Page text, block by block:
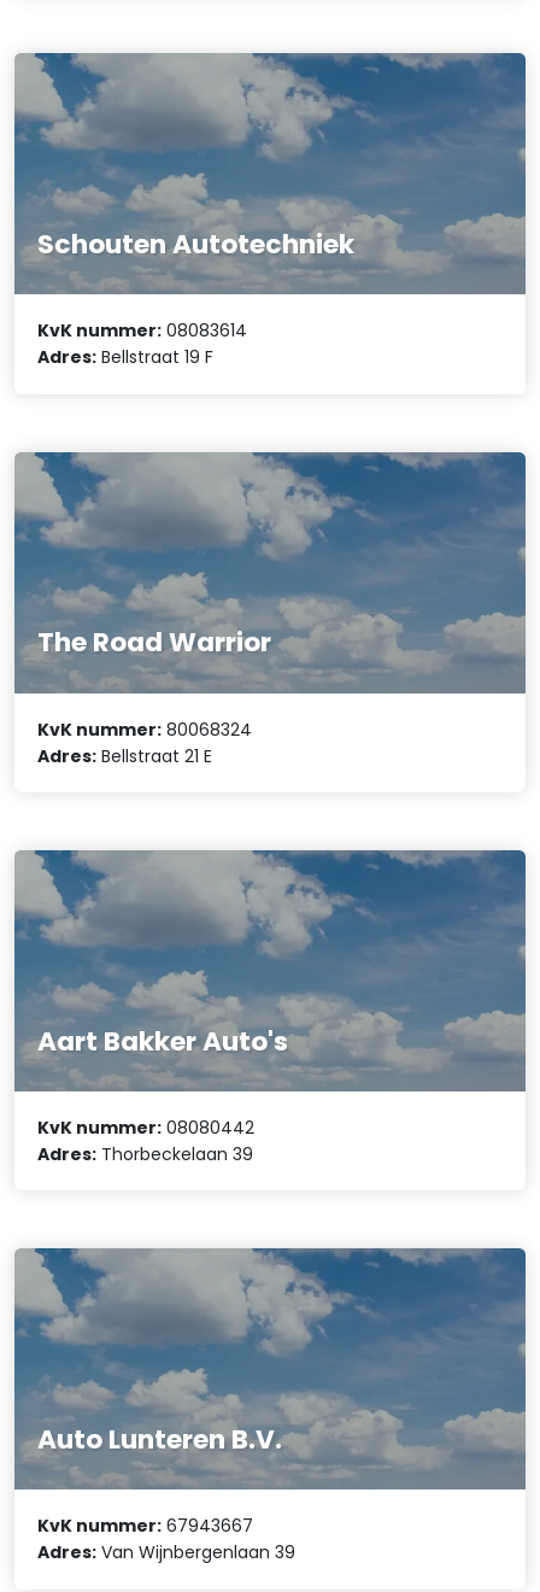
Schouten Autotechniek
KvK nummer: 08083614
Adres: Bellstraat 19 F
The Road Warrior
KvK nummer: 80068324
Adres: Bellstraat 21 E
Aart Bakker Auto's
KvK nummer: 08080442
Adres: Thorbeckelaan 39
Auto Lunteren B.V.
KvK nummer: 67943667
Adres: Van Wijnbergenlaan 39